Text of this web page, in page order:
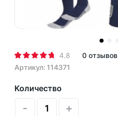
4.8
0 отзывов
Артикул: 114371
Количество
- +